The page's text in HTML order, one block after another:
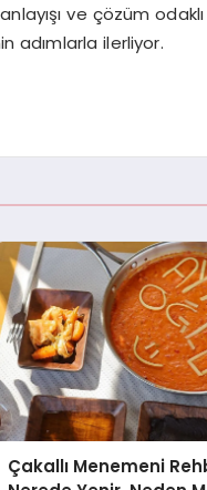
ve çözüm
adımlarla ilerliyor.
Çakallı Menemeni